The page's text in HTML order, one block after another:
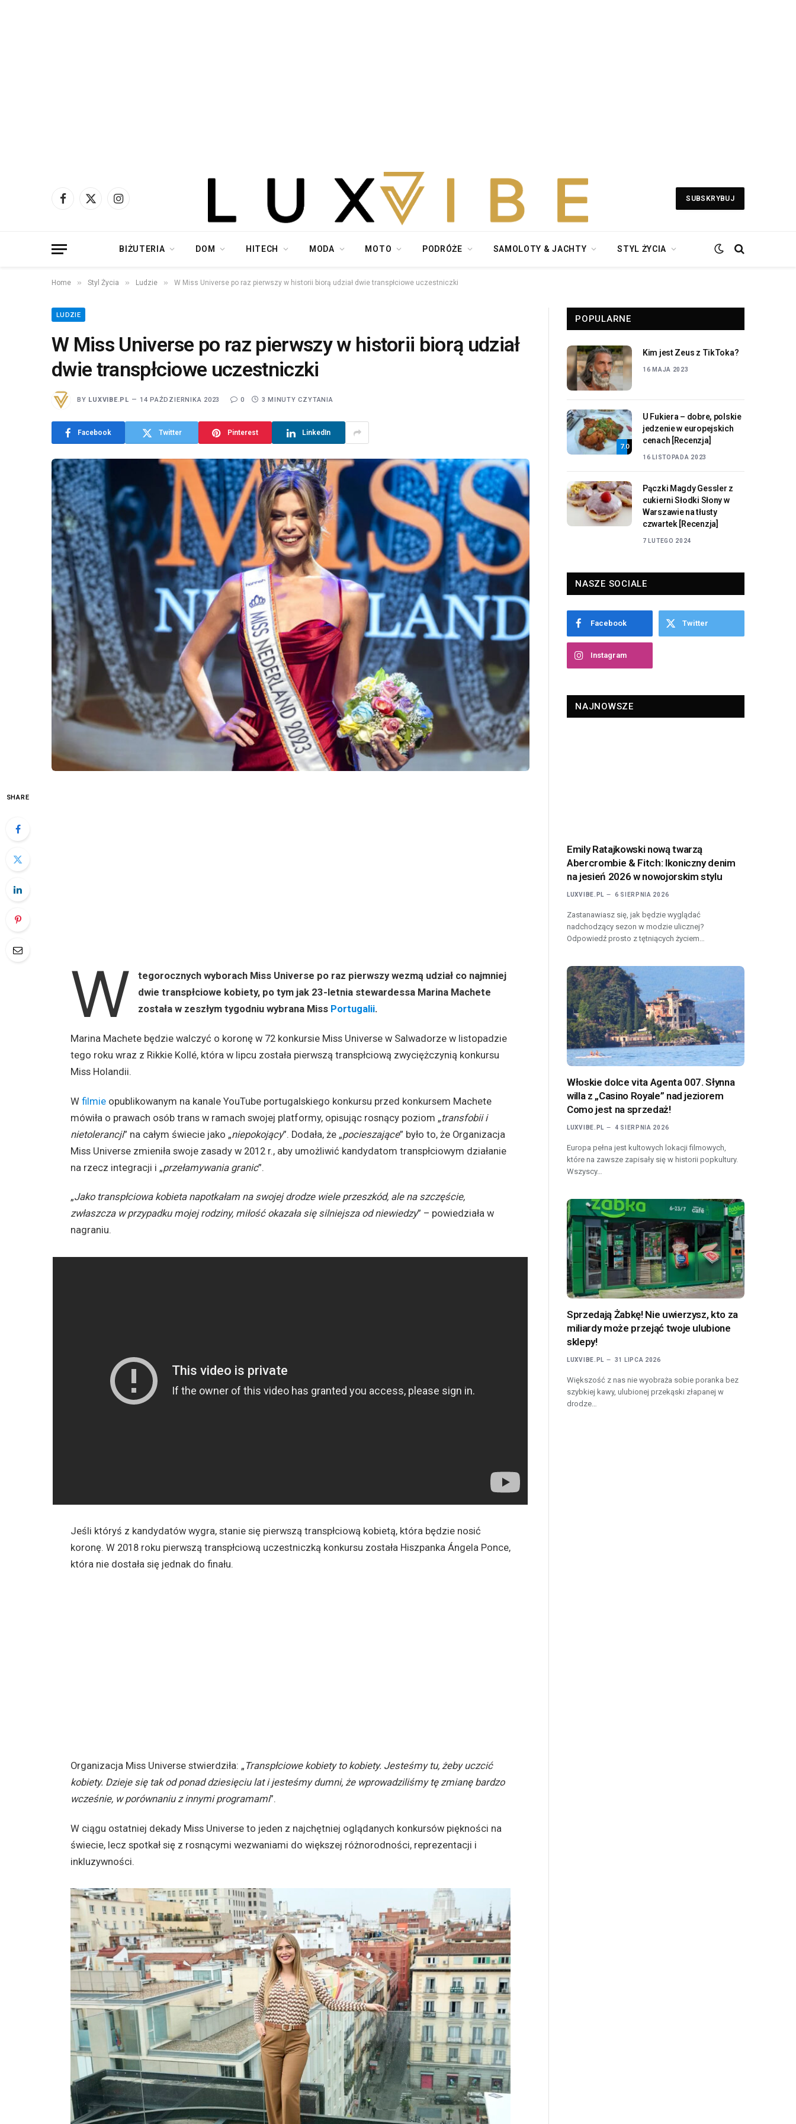
Facebook
X
Instagram
SUBSKRYBUJ
BIŻUTERIA DOM HITECH MODA MOTO PODRÓŻE SAMOLOTY & JACHTY STYL ŻYCIA
Home » Styl Życia » Ludzie » W Miss Universe po raz pierwszy w historii biorą udział dwie transpłciowe uczestniczki
LUDZIE
W Miss Universe po raz pierwszy w historii biorą udział
dwie transpłciowe uczestniczki
BY LUXVIBE.PL 14 PAŹDZIERNIKA 2023 0 3 MINUTY CZYTANIA
Facebook Twitter Pinterest LinkedIn
SHARE
W
tegorocznych wyborach Miss Universe po raz pierwszy wezmą udział co najmniej
dwie transpłciowe kobiety, po tym jak 23-letnia stewardessa Marina Machete
została w zeszłym tygodniu wybrana Miss Portugalii.
Marina Machete będzie walczyć o koronę w 72 konkursie Miss Universe w Salwadorze w listopadzie
tego roku wraz z Rikkie Kollé, która w lipcu została pierwszą transpłciową zwyciężczynią konkursu
Miss Holandii.
W filmieopublikowanym na kanale YouTube portugalskiego konkursu przed konkursem Machete
mówiła o prawach osób trans w ramach swojej platformy, opisując rosnący poziom „transfobii i
nietolerancji” na całym świecie jako „niepokojący”. Dodała, że ​​„pocieszające” było to, że Organizacja
Miss Universe zmieniła swoje zasady w 2012 r., aby umożliwić kandydatom transpłciowym działanie
na rzecz integracji i „przełamywania granic”.
„Jako transpłciowa kobieta napotkałam na swojej drodze wiele przeszkód, ale na szczęście,
zwłaszcza w przypadku mojej rodziny, miłość okazała się silniejsza od niewiedzy” – powiedziała w
nagraniu.
Jeśli któryś z kandydatów wygra, stanie się pierwszą transpłciową kobietą, która będzie nosić
koronę. W 2018 roku pierwszą transpłciową uczestniczką konkursu została Hiszpanka Ángela Ponce,
która nie dostała się jednak do finału.
Organizacja Miss Universe stwierdziła: „ Transpłciowe kobiety to kobiety. Jesteśmy tu, żeby uczcić
kobiety. Dzieje się tak od ponad dziesięciu lat i jesteśmy dumni, że wprowadziliśmy tę zmianę bardzo
wcześnie, w porównaniu z innymi programami”.
W ciągu ostatniej dekady Miss Universe to jeden z najchętniej oglądanych konkursów piękności na
świecie, lecz spotkał się z rosnącymi wezwaniami do większej różnorodności, reprezentacji i
inkluzywności.
POPULARNE
Kim jest Zeus z TikToka?
16 MAJA 2023
7.0
U Fukiera – dobre, polskie
jedzenie w europejskich
cenach [Recenzja]
16 LISTOPADA 2023
Pączki Magdy Gessler z
cukierni Słodki Słony w
Warszawie na tłusty
czwartek [Recenzja]
7 LUTEGO 2024
NASZE SOCIALE
Facebook Twitter
Instagram
NAJNOWSZE
Emily Ratajkowski nową twarzą
Abercrombie & Fitch: Ikoniczny denim
na jesień 2026 w nowojorskim stylu
LUXVIBE.PL 6 SIERPNIA 2026
Zastanawiasz się, jak będzie wyglądać
nadchodzący sezon w modzie ulicznej?
Odpowiedź prosto z tętniących życiem…
Włoskie dolce vita Agenta 007. Słynna
willa z „Casino Royale” nad jeziorem
Como jest na sprzedaż!
LUXVIBE.PL 4 SIERPNIA 2026
Europa pełna jest kultowych lokacji filmowych,
które na zawsze zapisały się w historii popkultury.
Wszyscy…
Sprzedają Żabkę! Nie uwierzysz, kto za
miliardy może przejąć twoje ulubione
sklepy!
LUXVIBE.PL 31 LIPCA 2026
Większość z nas nie wyobraża sobie poranka bez
szybkiej kawy, ulubionej przekąski złapanej w
drodze…